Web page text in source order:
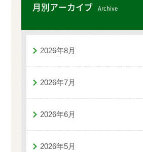
月別アーカイブ Archive
2026年8月
2026年7月
2026年6月
2026年5月